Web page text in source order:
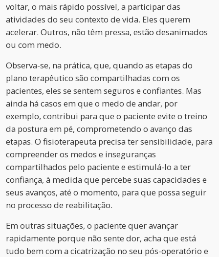
voltar, o mais rápido possível, a participar das
atividades do seu contexto de vida. Eles querem
acelerar. Outros, não têm pressa, estão desanimados
ou com medo.
Observa-se, na prática, que, quando as etapas do
plano terapêutico são compartilhadas com os
pacientes, eles se sentem seguros e confiantes. Mas
ainda há casos em que o medo de andar, por
exemplo, contribui para que o paciente evite o treino
da postura em pé, comprometendo o avanço das
etapas. O fisioterapeuta precisa ter sensibilidade, para
compreender os medos e inseguranças
compartilhados pelo paciente e estimulá-lo a ter
confiança, à medida que percebe suas capacidades e
seus avanços, até o momento, para que possa seguir
no processo de reabilitação.
Em outras situações, o paciente quer avançar
rapidamente porque não sente dor, acha que está
tudo bem com a cicatrização no seu pós-operatório e